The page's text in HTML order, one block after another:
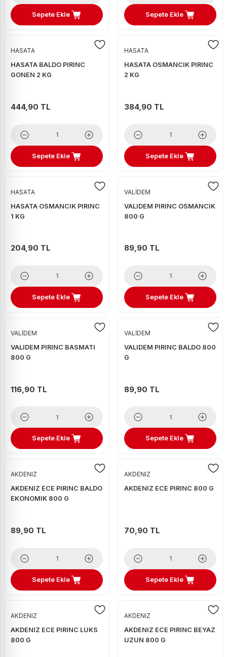
Sepete Ekle Sepete Ekle
HASATA
HASATA BALDO PIRINC
GONEN 2 KG
444,90 TL
Sepete Ekle
HASATA
HASATA OSMANCIK PIRINC
2 KG
384,90 TL
Sepete Ekle
HASATA
HASATA OSMANCIK PIRINC
1 KG
204,90 TL
Sepete Ekle
VALİDEM
VALIDEM PIRINC OSMANCIK
800 G
89,90 TL
Sepete Ekle
VALİDEM
VALIDEM PIRINC BASMATI
800 G
116,90 TL
Sepete Ekle
VALİDEM
VALIDEM PIRINC BALDO 800
G
89,90 TL
Sepete Ekle
AKDENIZ
AKDENIZ ECE PIRINC BALDO
EKONOMIK 800 G
89,90 TL
Sepete Ekle
AKDENIZ
AKDENIZ ECE PIRINC 800 G
70,90 TL
Sepete Ekle
AKDENIZ
AKDENIZ ECE PIRINC LUKS
800 G
AKDENIZ
AKDENIZ ECE PIRINC BEYAZ
UZUN 800 G